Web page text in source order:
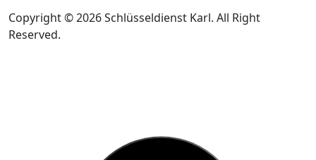
Copyright © 2026 Schlüsseldienst Karl. All Right
Reserved.